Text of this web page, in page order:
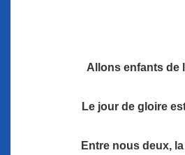
Allons enfants de
Le jour de gloire
Entre nous deux,